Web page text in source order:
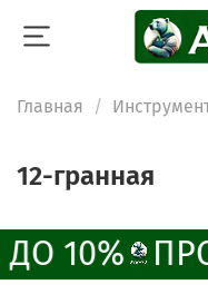
Главная
12-гранная
10%